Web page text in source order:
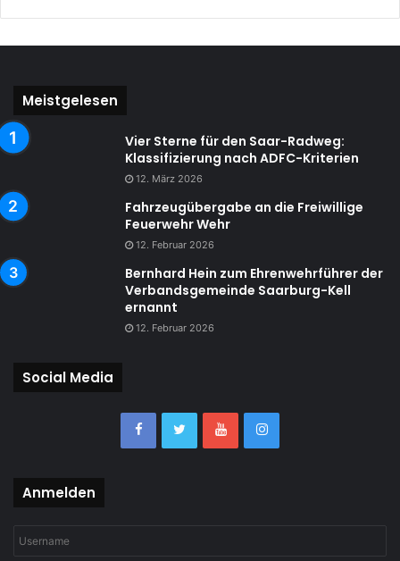
Meistgelesen
Vier Sterne für den Saar-Radweg:
Klassifizierung nach ADFC-Kriterien
12. März 2026
Fahrzeugübergabe an die Freiwillige
Feuerwehr Wehr
12. Februar 2026
Bernhard Hein zum Ehrenwehrführer der
Verbandsgemeinde Saarburg-Kell
ernannt
12. Februar 2026
Social Media
Anmelden